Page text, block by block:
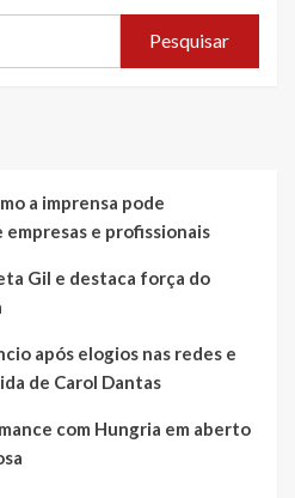
Pesquisar
a imprensa pode
e profissionais
Gil e destaca força do
após elogios nas redes e
de Carol Dantas
com Hungria em aberto